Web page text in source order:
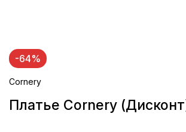
-64%
Cornery
Платье Cornery